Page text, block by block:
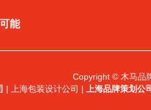
能
Copyright © 木马品
| 上海包装设计公司 | 上海品牌策划公